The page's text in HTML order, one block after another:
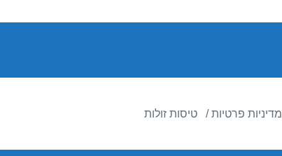
מדיניות פרטיות טיסות זולות